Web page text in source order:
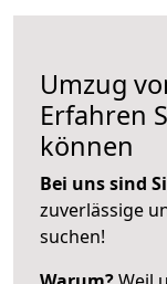
Umzug
Erfahren
können
Bei uns sind
zuverlässige
suchen!